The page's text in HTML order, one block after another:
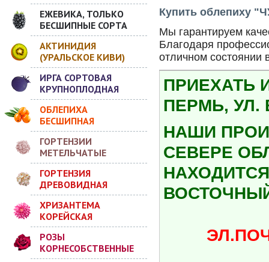
ЕЖЕВИКА, ТОЛЬКО
БЕСШИПНЫЕ СОРТА
АКТИНИДИЯ
(УРАЛЬСКОЕ КИВИ)
ИРГА СОРТОВАЯ
КРУПНОПЛОДНАЯ
ОБЛЕПИХА
БЕСШИПНАЯ
ГОРТЕНЗИИ
МЕТЕЛЬЧАТЫЕ
ГОРТЕНЗИЯ
ДРЕВОВИДНАЯ
ХРИЗАНТЕМА
КОРЕЙСКАЯ
РОЗЫ
КОРНЕСОБСТВЕННЫЕ
Купить облепиху
Мы гарантируем
Благодаря
отличном
ПРИЕХАТЬ
ПЕРМЬ, УЛ.
НАШИ
СЕВЕРЕ